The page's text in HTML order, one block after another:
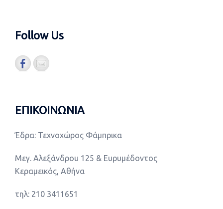
Follow Us
ΕΠΙΚΟΙΝΩΝΙΑ
Έδρα: Τεχνοχώρος Φάμπρικα
Μεγ. Αλεξάνδρου 125 & Ευρυμέδοντος
Κεραμεικός, Αθήνα
τηλ: 210 3411651